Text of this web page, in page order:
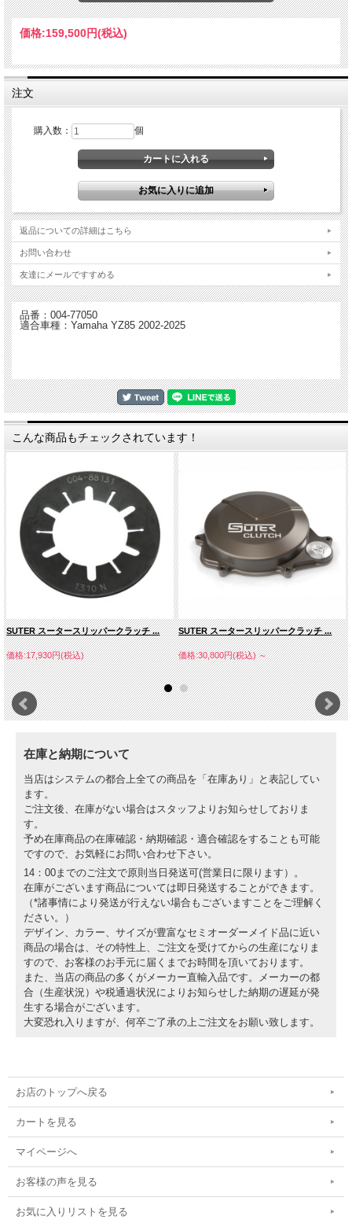
ハイパフォーマンスクラッチ。
MXラインはBTLラインと対照的にアンチホッピングメカニズム（スリッパークラ
ッチ機構）がありません。
このクラッチはレスポンスが良く、効率的にオイルがクラッチ内に循環する設計
このクラッチの独特の色はハードテフロンコーティングによるもので、このコーテ
ィングあ接触面が摩耗しづらくなる特殊なものです。
また独創的なデザインにより取り付けにSUTER専用特殊工具は必要ありません。
通常のクラッチを整備する工具があればインストールが可能です。
プレッシャープレートは6本のボルトで取り付けられ、メンテナンスも容易な設計
・MXGPテクノロジー
・スプリングレート変更によりライダーに合わせてセッティングが可能
・ブレーキング時のコントロール性に優れる
す。
チューニングされたバイク用により強いスプリングの設定もあります。
キットには取り付けに必要な全ての部品が付属、クラッチプレートやバスケットを
新たに購入する必要はありません。
モトクロスでは、ライダーがマシンをコントロールするツールとしてクラッチが必
要不可欠です。
スタートのパフォーマンスだけではなく、ジャンプのコントロール、ブレーキン
グ、トラクションのため等ライディングの最中は様々にクラッチが使用されます。
一部のライダーは様々な方法でクラッチを使用し、特にトップレベルのライダーは
様々な特性を好みます。
非常にアグレッシブなつながりを求める人もいれば、よりソフトなつながりを求め
る人もいます。
MXラインクラッチの最大の恩恵は、稲妻のように鋭いクイックスタートとライダ
ーに合わせた完全なセッティングが行えることです。
モトクロスバイクのスタンダードクラッチは使用方法によりすぐに限界に達しま
す。ミッションの耐久性を上げるために、スタンダードクラッチはある程度の滑り
を考慮し設計されているからです。
そのため、急加速を行う場合エンジンのピークトルクが発生する時に非常にわずか
ながらクラッチが滑るのです。
トップレベルのレースでは、ミッションの耐久性よりも優れたパフォーマンスが重
要視されます。
ライダーに合わせたセッティングを行ったクラッチはもっと重要です。
価格:159,500円(税込)
注文
購入数： 個
返品についての詳細はこちら
お問い合わせ
友達にメールですすめる
品番：004-77050
適合車種：Yamaha YZ85 2002-2025
こんな商品もチェックされています！
SUTER スータースリッパークラッチ ...
価格:17,930円(税込)
SUTER スータースリッパークラッチ ...
価格:30,800円(税込)～
在庫と納期について
当店はシステムの都合上全ての商品を「在庫あり」と表記してい
ます。
ご注文後、在庫がない場合はスタッフよりお知らせしておりま
す。
予め在庫商品の在庫確認・納期確認・適合確認をすることも可能
ですので、お気軽にお問い合わせ下さい。
14：00までのご注文で原則当日発送可(営業日に限ります）。
在庫がございます商品については即日発送することができます。
（*諸事情により発送が行えない場合もございますことをご理解く
ださい。）
デザイン、カラー、サイズが豊富なセミオーダーメイド品に近い
商品の場合は、その特性上、ご注文を受けてからの生産になりま
すので、お客様のお手元に届くまでお時間を頂いております。
また、当店の商品の多くがメーカー直輸入品です。メーカーの都
合（生産状況）や税通過状況によりお知らせした納期の遅延が発
生する場合がございます。
大変恐れ入りますが、何卒ご了承の上ご注文をお願い致します。
お店のトップへ戻る
カートを見る
マイページへ
お客様の声を見る
お気に入りリストを見る